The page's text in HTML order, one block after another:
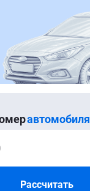
автомобиля
Рассчитать